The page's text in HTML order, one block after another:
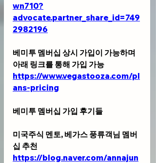
wn710?
advocate.partner_share_id=749
2982196
베미투 멤버십 상시 가입이 가능하며
아래 링크를 통해 가입 가능
https://www.vegastooza.com/pl
ans-pricing
베미투 멤버십 가입 후기들
미국주식 멘토, 베가스 풍류객님 멤버
십 추천
https://blog.naver.com/annajun